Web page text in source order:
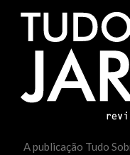
A publicação Tudo